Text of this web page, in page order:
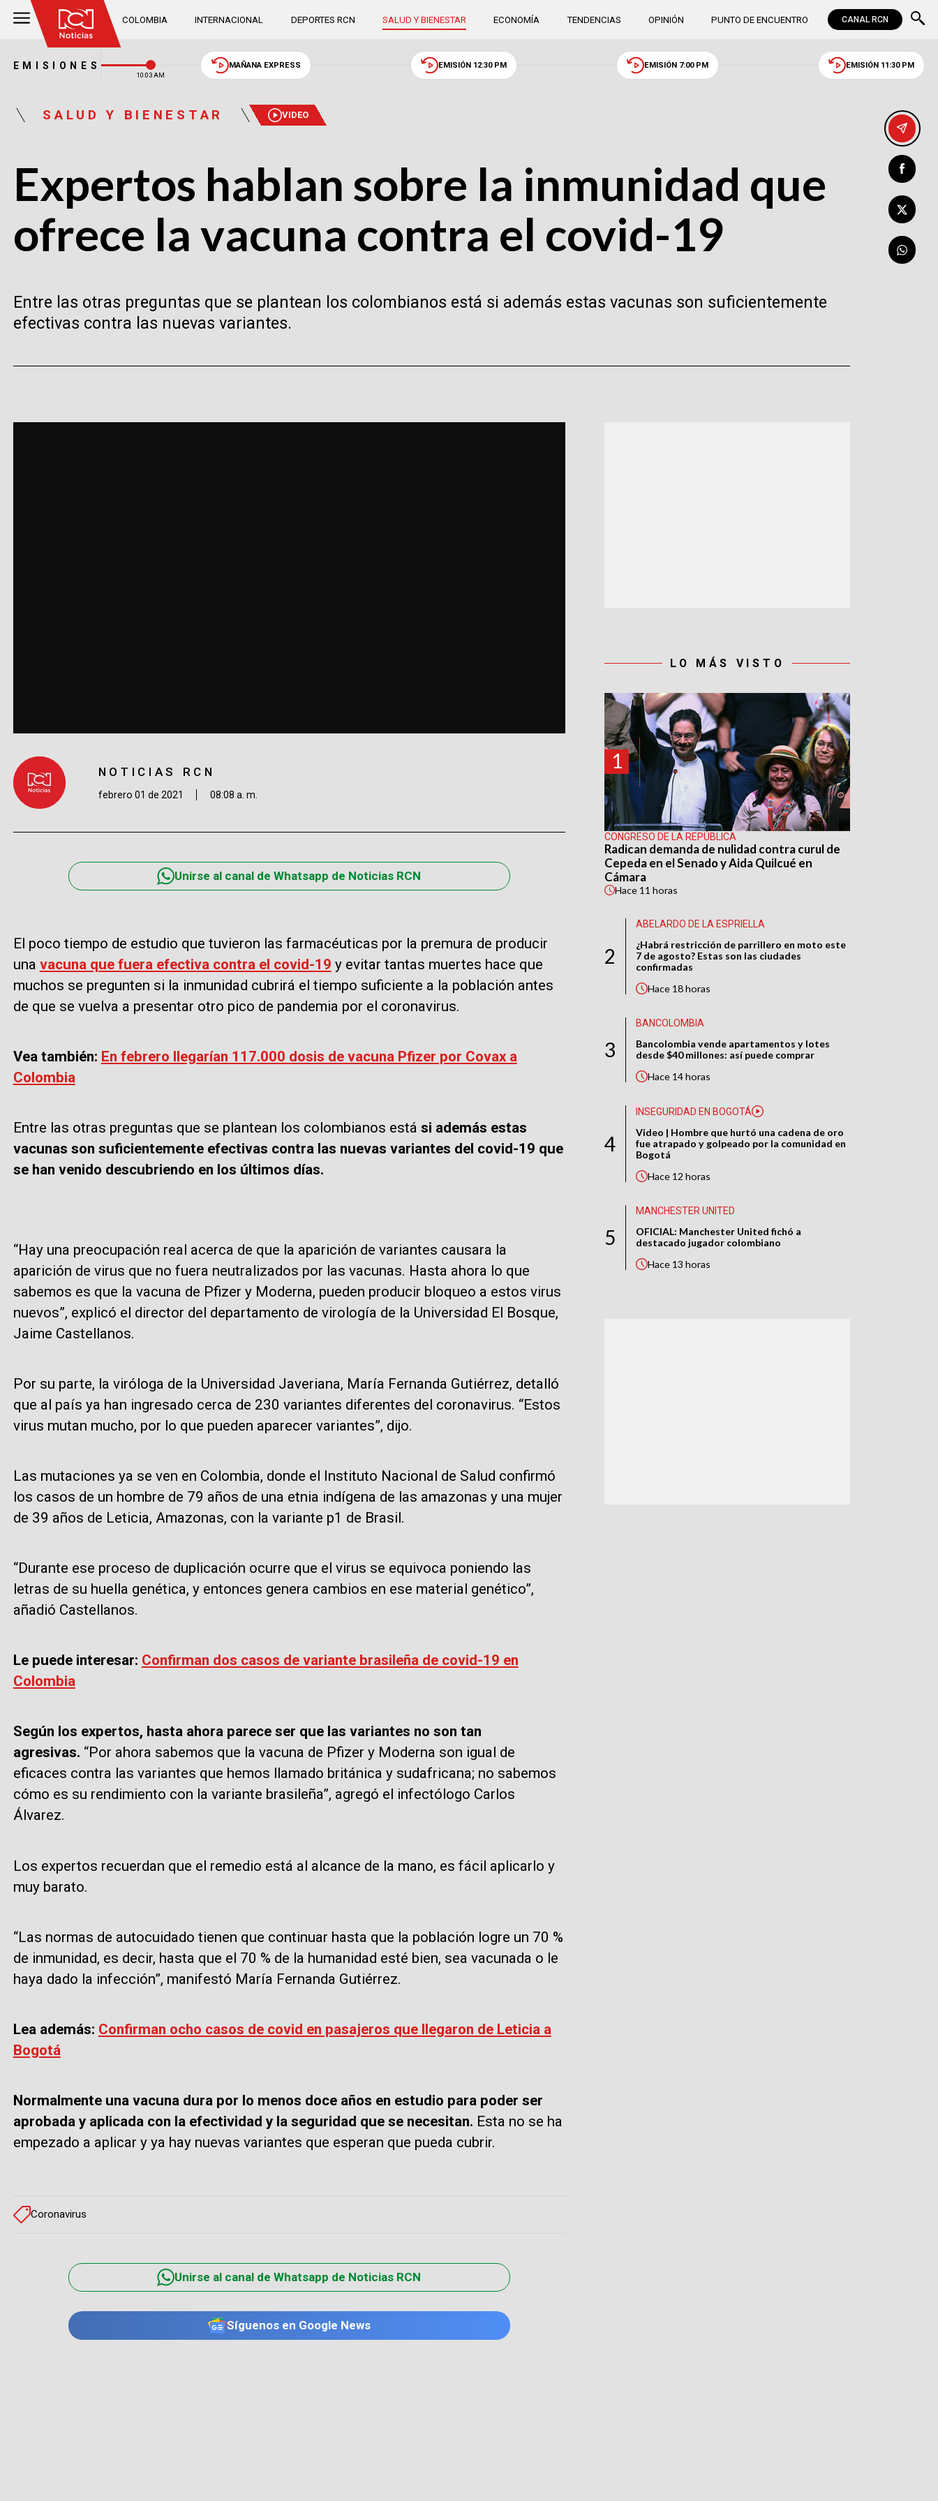
COLOMBIA INTERNACIONAL DEPORTES RCN SALUD Y BIENESTAR ECONOMÍA TENDENCIAS OPINIÓN PUNTO DE ENCUENTRO CANAL RCN
EMISIONES
10:03 AM
MAÑANA EXPRESS EMISIÓN 12:30 PM EMISIÓN 7:00 PM EMISIÓN 11:30 PM
SALUD Y BIENESTAR VIDEO
Expertos hablan sobre la inmunidad que
ofrece la vacuna contra el covid-19
Entre las otras preguntas que se plantean los colombianos está si además estas vacunas son suficientemente
efectivas contra las nuevas variantes.
NOTICIAS RCN
febrero 01 de 2021 08:08 a. m.
Unirse al canal de Whatsapp de Noticias RCN
El poco tiempo de estudio que tuvieron las farmacéuticas por la premura de producir
una vacuna que fuera efectiva contra el covid-19 y evitar tantas muertes hace que
muchos se pregunten si la inmunidad cubrirá el tiempo suficiente a la población antes
de que se vuelva a presentar otro pico de pandemia por el coronavirus.
Vea también: En febrero llegarían 117.000 dosis de vacuna Pfizer por Covax a
Colombia
Entre las otras preguntas que se plantean los colombianos está si además estas
vacunas son suficientemente efectivas contra las nuevas variantes del covid-19 que
se han venido descubriendo en los últimos días.
“Hay una preocupación real acerca de que la aparición de variantes causara la
aparición de virus que no fuera neutralizados por las vacunas. Hasta ahora lo que
sabemos es que la vacuna de Pfizer y Moderna, pueden producir bloqueo a estos virus
nuevos”, explicó el director del departamento de virología de la Universidad El Bosque,
Jaime Castellanos.
Por su parte, la viróloga de la Universidad Javeriana, María Fernanda Gutiérrez, detalló
que al país ya han ingresado cerca de 230 variantes diferentes del coronavirus. “Estos
virus mutan mucho, por lo que pueden aparecer variantes”, dijo.
Las mutaciones ya se ven en Colombia, donde el Instituto Nacional de Salud confirmó
los casos de un hombre de 79 años de una etnia indígena de las amazonas y una mujer
de 39 años de Leticia, Amazonas, con la variante p1 de Brasil.
“Durante ese proceso de duplicación ocurre que el virus se equivoca poniendo las
letras de su huella genética, y entonces genera cambios en ese material genético”,
añadió Castellanos.
Le puede interesar: Confirman dos casos de variante brasileña de covid-19 en
Colombia
Según los expertos, hasta ahora parece ser que las variantes no son tan
agresivas. “Por ahora sabemos que la vacuna de Pfizer y Moderna son igual de
eficaces contra las variantes que hemos llamado británica y sudafricana; no sabemos
cómo es su rendimiento con la variante brasileña”, agregó el infectólogo Carlos
Álvarez.
Los expertos recuerdan que el remedio está al alcance de la mano, es fácil aplicarlo y
muy barato.
“Las normas de autocuidado tienen que continuar hasta que la población logre un 70 %
de inmunidad, es decir, hasta que el 70 % de la humanidad esté bien, sea vacunada o le
haya dado la infección”, manifestó María Fernanda Gutiérrez.
Lea además: Confirman ocho casos de covid en pasajeros que llegaron de Leticia a
Bogotá
Normalmente una vacuna dura por lo menos doce años en estudio para poder ser
aprobada y aplicada con la efectividad y la seguridad que se necesitan. Esta no se ha
empezado a aplicar y ya hay nuevas variantes que esperan que pueda cubrir.
Coronavirus
Unirse al canal de Whatsapp de Noticias RCN
Síguenos en Google News
LO MÁS VISTO
1
CONGRESO DE LA REPÚBLICA
Radican demanda de nulidad contra curul de
Cepeda en el Senado y Aida Quilcué en
Cámara
Hace 11 horas
2
ABELARDO DE LA ESPRIELLA
¿Habrá restricción de parrillero en moto este
7 de agosto? Estas son las ciudades
confirmadas
Hace 18 horas
3
BANCOLOMBIA
Bancolombia vende apartamentos y lotes
desde $40 millones: así puede comprar
Hace 14 horas
4
INSEGURIDAD EN BOGOTÁ
Video | Hombre que hurtó una cadena de oro
fue atrapado y golpeado por la comunidad en
Bogotá
Hace 12 horas
5
MANCHESTER UNITED
OFICIAL: Manchester United fichó a
destacado jugador colombiano
Hace 13 horas